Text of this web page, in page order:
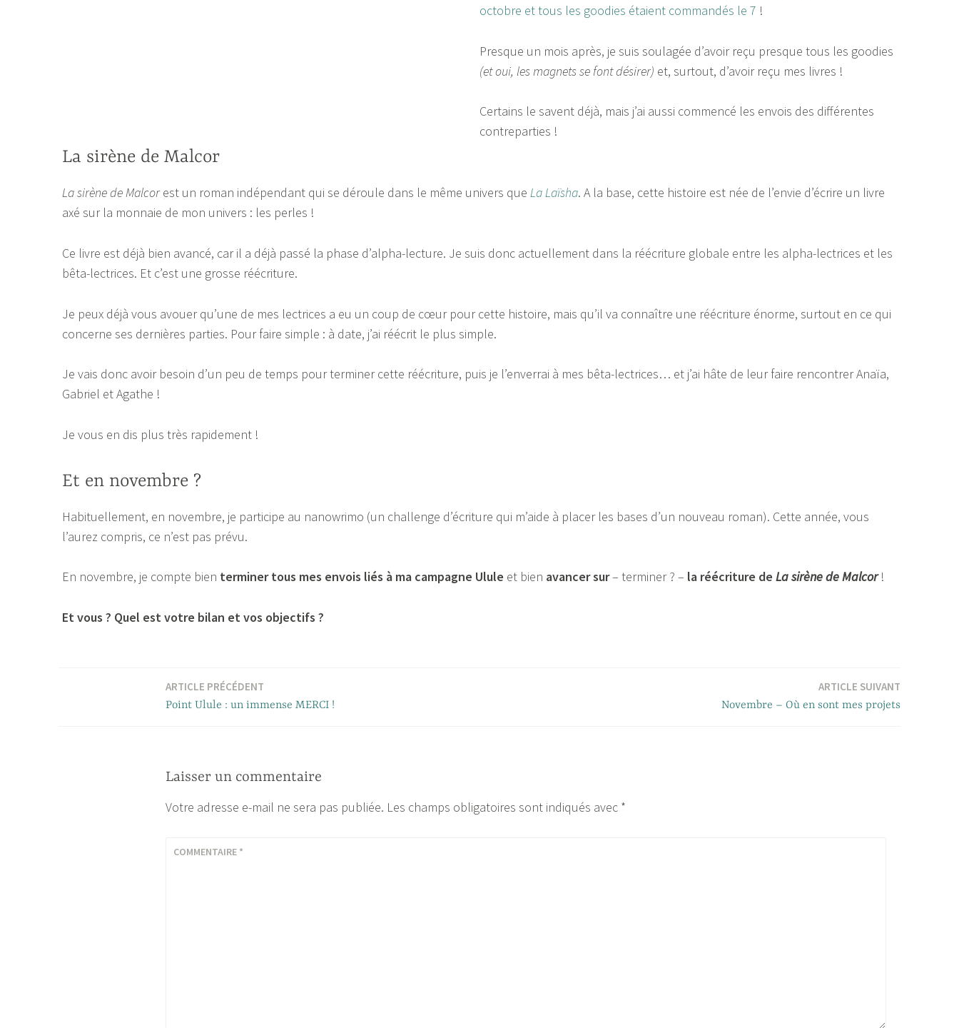
octobre et tous les goodies étaient commandés le 7 !
Presque un mois après, je suis soulagée d’avoir reçu presque tous les goodies
(et oui, les magnets se font désirer) et, surtout, d’avoir reçu mes livres !
Certains le savent déjà, mais j’ai aussi commencé les envois des différentes
contreparties !
La sirène de Malcor
La sirène de Malcorest un roman indépendant qui se déroule dans le même univers que La Laïsha. A la base, cette histoire est née de l’envie d’écrire un livre
axé sur la monnaie de mon univers : les perles !
Ce livre est déjà bien avancé, car il a déjà passé la phase d’alpha-lecture. Je suis donc actuellement dans la réécriture globale entre les alpha-lectrices et les
bêta-lectrices. Et c’est une grosse réécriture.
Je peux déjà vous avouer qu’une de mes lectrices a eu un coup de cœur pour cette histoire, mais qu’il va connaître une réécriture énorme, surtout en ce qui
concerne ses dernières parties. Pour faire simple : à date, j’ai réécrit le plus simple.
Je vais donc avoir besoin d’un peu de temps pour terminer cette réécriture, puis je l’enverrai à mes bêta-lectrices… et j’ai hâte de leur faire rencontrer Anaïa,
Gabriel et Agathe !
Je vous en dis plus très rapidement !
Et en novembre ?
Habituellement, en novembre, je participe au nanowrimo (un challenge d’écriture qui m’aide à placer les bases d’un nouveau roman). Cette année, vous
l’aurez compris, ce n’est pas prévu.
En novembre, je compte bien terminer tous mes envois liés à ma campagne Ulule et bien avancer sur– terminer ? – la réécriture de La sirène de Malcor!
Et vous ? Quel est votre bilan et vos objectifs ?
ARTICLE PRÉCÉDENT
Point Ulule : un immense MERCI !
ARTICLE SUIVANT
Novembre – Où en sont mes projets
Laisser un commentaire
Votre adresse e-mail ne sera pas publiée. Les champs obligatoires sont indiqués avec *
COMMENTAIRE *